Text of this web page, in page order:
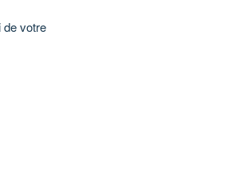
de votre